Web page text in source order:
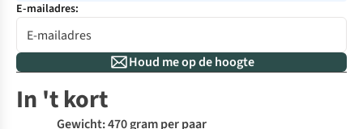
E-mailadres:
Houd me op de hoogte
In 't kort
Gewicht: 470 gram per paar